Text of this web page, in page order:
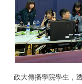
政大傳播學院學生，